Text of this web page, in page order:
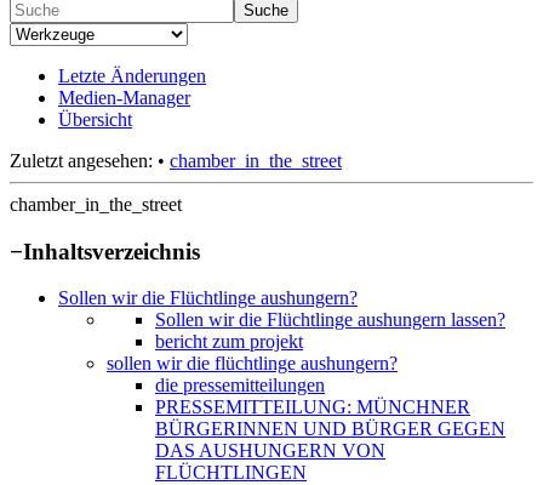
Suche
Letzte Änderungen
Medien-Manager
Übersicht
Zuletzt angesehen: • chamber_in_the_street
chamber_in_the_street
−Inhaltsverzeichnis
Sollen wir die Flüchtlinge aushungern?
Sollen wir die Flüchtlinge aushungern lassen?
bericht zum projekt
sollen wir die flüchtlinge aushungern?
die pressemitteilungen
PRESSEMITTEILUNG: MÜNCHNER
BÜRGERINNEN UND BÜRGER GEGEN
DAS AUSHUNGERN VON
FLÜCHTLINGEN